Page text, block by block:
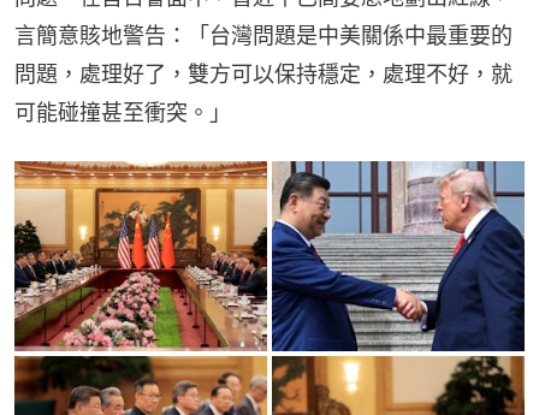
言簡意賅地警告：「台灣問題是中美關係中最重要的
問題，處理好了，雙方可以保持穩定，處理不好，就
可能碰撞甚至衝突。」